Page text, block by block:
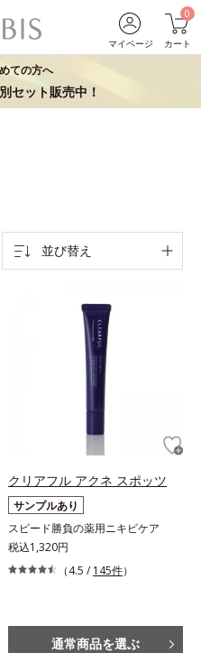
マイページ
0
カート
ての方へ
セット販売中！
並び替え
クリアフル アクネ スポッツ
サンプルあり
スピード勝負の薬用ニキビケア
税込1,320円
（4.5 / 145件）
通常商品を選ぶ